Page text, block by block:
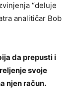
“deluje
analitičar Bob
da prepusti i
svoje
njen račun.